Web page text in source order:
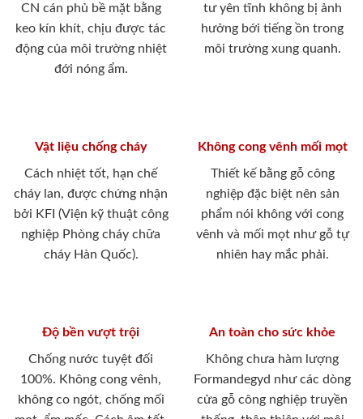
CN cán phủ bề mặt bằng
keo kín khít, chịu được tác
động của môi trường nhiệt
đới nóng ẩm.
tư yên tĩnh không bị ảnh
hưởng bới tiếng ồn trong
môi trường xung quanh.
Vật liệu chống cháy
Cách nhiệt tốt, hạn chế
cháy lan, được chứng nhận
bởi KFI (Viện kỹ thuật công
nghiệp Phòng cháy chữa
cháy Hàn Quốc).
Không cong vênh mối mọt
Thiết kế bằng gỗ công
nghiệp đặc biệt nên sản
phẩm nói không với cong
vênh và mối mọt như gỗ tự
nhiên hay mắc phải.
Độ bền vượt trội
Chống nước tuyệt đối
100%. Không cong vênh,
không co ngót, chống mối
An toàn cho sức khỏe
Không chưa hàm lượng
Formandegyd như các dòng
cửa gỗ công nghiệp truyền